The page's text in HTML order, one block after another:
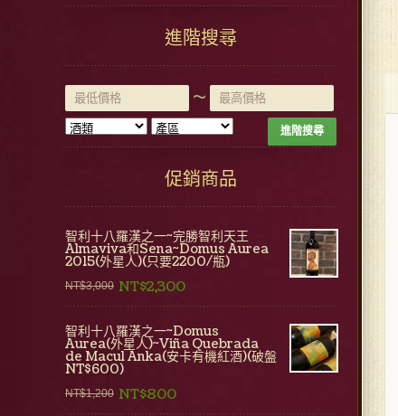
進階搜尋
~
進階搜尋
促銷商品
智利十八羅漢之一~完勝智利天王
Almaviva和Sena~Domus Aurea
2015(外星人)(只要2200/瓶)
NT$3,000 NT$2,300
智利十八羅漢之一~Domus
Aurea(外星人)~Viña Quebrada
de Macul Anka(安卡有機紅酒)(破盤
NT$600)
NT$1,200 NT$800